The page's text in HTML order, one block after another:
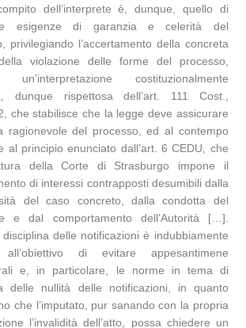
dell’interprete è, dunque, quello di
esigenze di garanzia e celerità del
privilegiando l’accertamento della concreta
violazione delle forme del processo,
un’interpretazione costituzionalmente
dunque rispettosa dell’art. 111 Cost.,
che stabilisce che la legge deve assicurare
ragionevole del processo, ed al contempo
al principio enunciato dall’art. 6 CEDU, che
della Corte di Strasburgo impone il
di interessi contrapposti desumibili dalla
del caso concreto, dalla condotta del
e dal comportamento dell’Autorità […].
disciplina delle notificazioni è indubbiamente
all’obiettivo di evitare appesantimene
e, in particolare, le norme in tema di
delle nullità delle notificazioni, in quanto
che l’imputato, pur sanando con la propria
l’invalidità dell’atto, possa chiedere un